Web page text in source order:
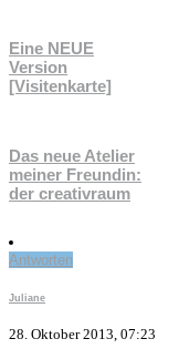
Eine NEUE
Version
[Visitenkarte]
Das neue Atelier
meiner Freundin:
der creativraum
Antworten
Juliane
28. Oktober 2013, 07:23